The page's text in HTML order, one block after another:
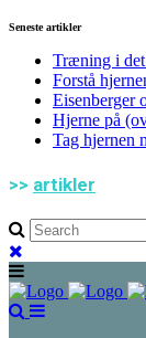
Seneste artikler
Træning i det
Forstå
Eisenberger
Hjerne på
Tag hjernen
>> artikler